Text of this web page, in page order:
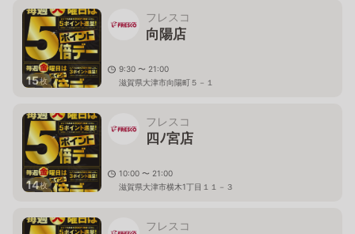
15枚
フレスコ
向陽店
9:30 〜 21:00
滋賀県大津市向陽町５－１
14枚
フレスコ
四ﾉ宮店
10:00 〜 21:00
滋賀県大津市横木1丁目１１－３
フレスコ